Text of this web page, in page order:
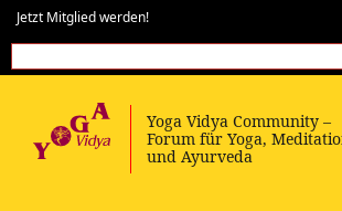
Jetzt Mitglied werden!